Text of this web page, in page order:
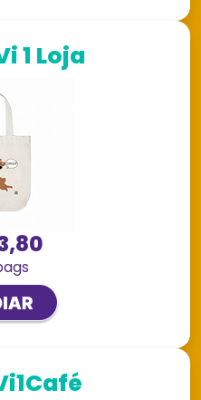
1 Loja